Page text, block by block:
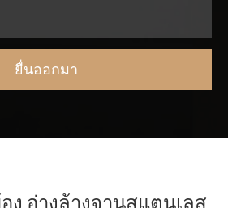
ง อ่างล้างจานสแตนเลส